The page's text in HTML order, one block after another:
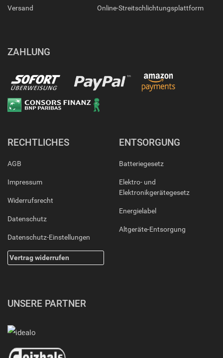
Versand Online-Streitschlichtungsplattform
ZAHLUNG
RECHTLICHES
AGB
Impressum
Widerrufsrecht
Datenschutz
Datenschutz-Einstellungen
Vertrag widerrufen
ENTSORGUNG
Batteriegesetz
Elektro- und
Elektronikgerätegesetz
Energielabel
Altgeräte-Entsorgung
UNSERE PARTNER